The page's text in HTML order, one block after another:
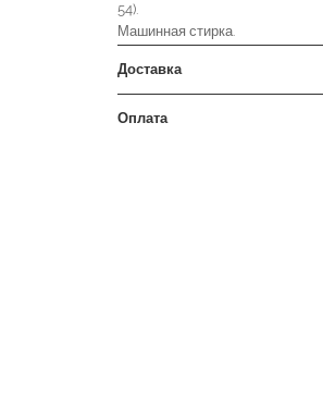
54).
Машинная стирка.
Доставка
Оплата